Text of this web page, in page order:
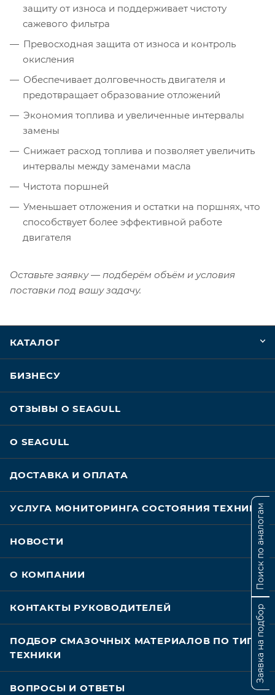
защиту от износа и поддерживает чистоту
сажевого фильтра
Превосходная защита от износа и контроль
окисления
Обеспечивает долговечность двигателя и
предотвращает образование отложений
Экономия топлива и увеличенные интервалы
замены
Снижает расход топлива и позволяет увеличить
интервалы между заменами масла
Чистота поршней
Уменьшает отложения и остатки на поршнях, что
способствует более эффективной работе
двигателя
Оставьте заявку — подберём объём и условия
поставки под вашу задачу.
КАТАЛОГ
БИЗНЕСУ
ОТЗЫВЫ О SEAGULL
О SEAGULL
ДОСТАВКА И ОПЛАТА
УСЛУГА МОНИТОРИНГА СОСТОЯНИЯ ТЕХНИКИ
НОВОСТИ
О КОМПАНИИ
КОНТАКТЫ РУКОВОДИТЕЛЕЙ
ПОДБОР СМАЗОЧНЫХ МАТЕРИАЛОВ ПО ТИПУ
ТЕХНИКИ
ВОПРОСЫ И ОТВЕТЫ
Заявка на подбор
Поиск по аналогам